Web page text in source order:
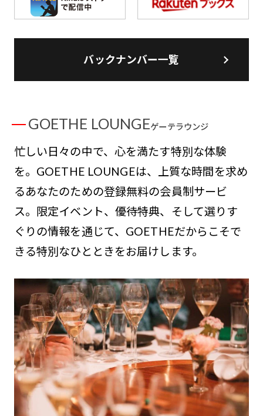
バックナンバー一覧
GOETHE LOUNGEゲーテラウンジ
忙しい日々の中で、心を満たす特別な体験
を。GOETHE LOUNGEは、上質な時間を求め
るあなたのための登録無料の会員制サービ
ス。限定イベント、優待特典、そして選りす
ぐりの情報を通じて、GOETHEだからこそで
きる特別なひとときをお届けします。